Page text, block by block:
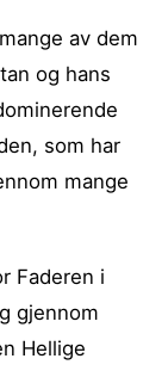
av dem
og hans
som har
mange
Faderen i
gjennom
Hellige